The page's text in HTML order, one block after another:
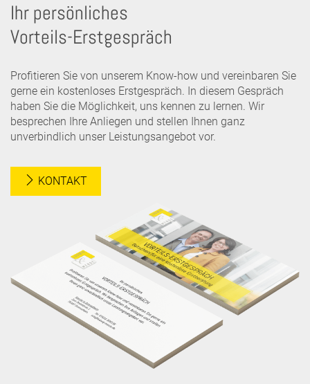
Ihr persönliches
Vorteils-Erstgespräch
Profitieren Sie von unserem Know-how und vereinbaren Sie
gerne ein kostenloses Erstgespräch. In diesem Gespräch
haben Sie die Möglichkeit, uns kennen zu lernen. Wir
besprechen Ihre Anliegen und stellen Ihnen ganz
unverbindlich unser Leistungsangebot vor.
KONTAKT